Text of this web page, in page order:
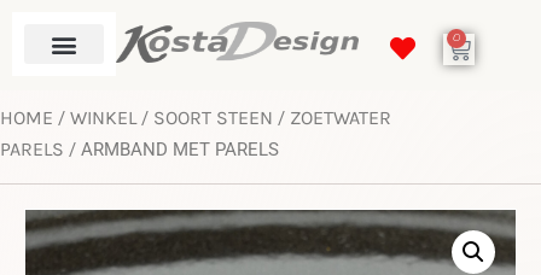
0
HOME / WINKEL/ SOORT STEEN / ZOETWATER
PARELS / ARMBAND MET PARELS